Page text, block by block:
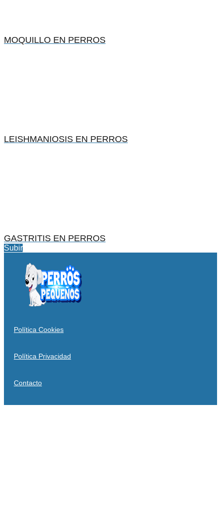
MOQUILLO EN PERROS
LEISHMANIOSIS EN PERROS
GASTRITIS EN PERROS
Subir
Política Cookies
Política Privacidad
Contacto